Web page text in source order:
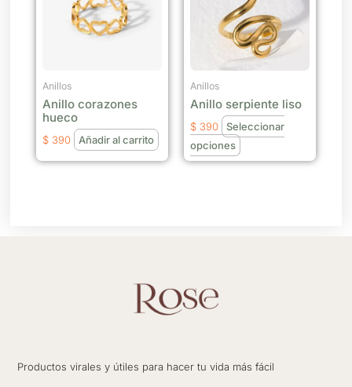
Anillos
Anillo corazones
hueco
$ 390 Añadir al carrito
Anillos
Anillo serpiente liso
$ 390
Seleccionar
opciones
múltiples
variantes.
Las
opciones
pueden
elegir
en
la
Productos virales y útiles para hacer tu vida más fácil